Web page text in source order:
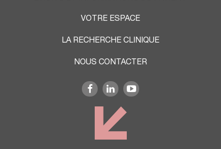
VOTRE ESPACE
LA RECHERCHE CLINIQUE
NOUS CONTACTER